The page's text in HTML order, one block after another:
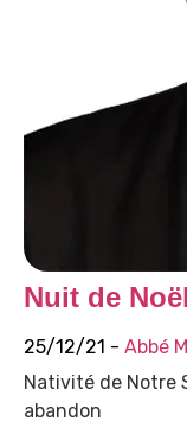
Nuit de Noël
25/12/21 - Abbé
Nativité de Notre
abandon